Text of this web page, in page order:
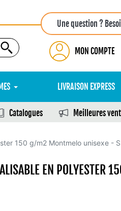
Une question ?
MON COMPTE
LIVRAISON EXPRESS
Catalogues Meilleures
150 g/m2 Montmelo unisexe - S
EN POLYESTER